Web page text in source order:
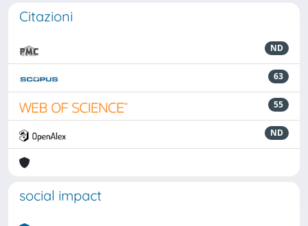
Citazioni
ND
63
55
ND
social impact